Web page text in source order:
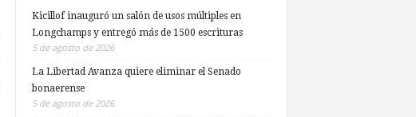
Kicillof inauguró un salón de usos múltiples en
Longchamps y entregó más de 1500 escrituras
5 de agosto de 2026
La Libertad Avanza quiere eliminar el Senado
bonaerense
5 de agosto de 2026